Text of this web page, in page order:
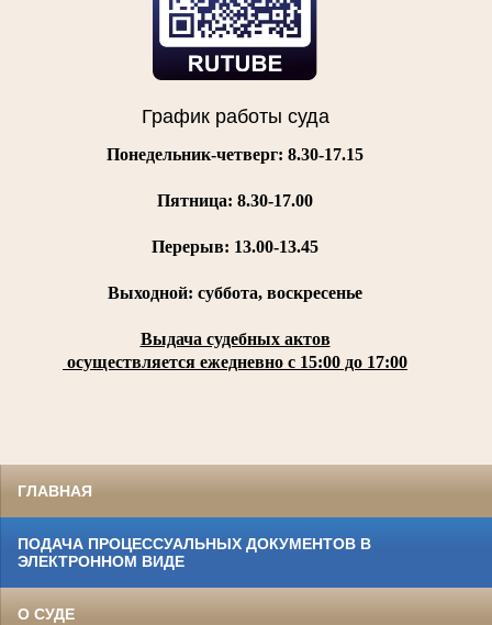
График работы суда
Понедельник-четверг: 8.30-17.15
Пятница: 8.30-17.00
Перерыв: 13.00-13.45
Выходной: суббота, воскресенье
Выдача судебных актов
осуществляется ежедневно с 15:00 до 17:00
ГЛАВНАЯ
ПОДАЧА ПРОЦЕССУАЛЬНЫХ ДОКУМЕНТОВ В
ЭЛЕКТРОННОМ ВИДЕ
О СУДЕ